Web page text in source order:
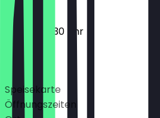
09:00 - 03:30 Uhr
Deals
Speisekarte
Öffnungszeiten